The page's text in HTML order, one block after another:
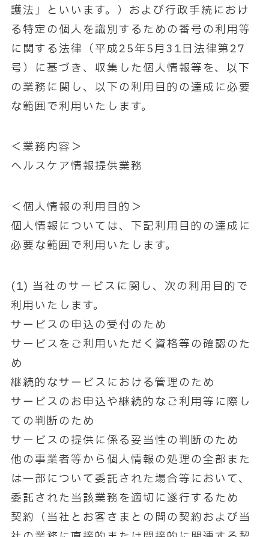
護法」といいます。）および行政手続におけ
る特定の個人を識別するための番号の利用等
に関する法律（平成25年5月31日法律第27
号）に基づき、収集した個人情報等を、以下
の業務に関し、以下の利用目的の達成に必要
な範囲で利用いたします。
＜業務内容＞
ヘルスケア情報提供業務
＜個人情報の利用目的＞
個人情報については、下記利用目的の達成に
必要な範囲で利用いたします。
(1) 当社のサービスに関し、次の利用目的で
利用いたします。
サービスの申込の受付のため
サービスをご利用いただく資格等の確認のた
め
継続的なサービスにおける管理のため
サービスのお申込や継続的なご利用等に際し
ての判断のため
サービスの提供に係る妥当性の判断のため
他の事業者等から個人情報の処理の全部また
は一部について委託された場合等において、
委託された当該業務を適切に遂行するため
契約（当社とお客さまとの間の契約および当